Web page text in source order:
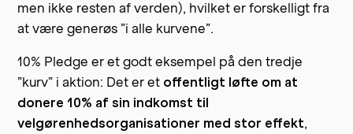
men ikke resten af verden), hvilket er forskelligt fra
at være generøs ”i alle kurvene”.
10% Pledge er et godt eksempel på den tredje
”kurv” i aktion: Det er et offentligt løfte om at
donere 10% af sin indkomst til
velgørenhedsorganisationer med stor effekt,